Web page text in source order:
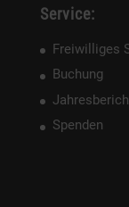
Service:
Freiwilliges
Buchung
Spenden